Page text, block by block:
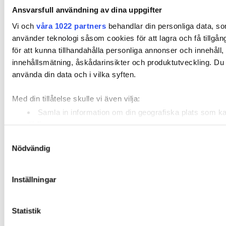
Ansvarsfull användning av dina uppgifter
Vi och våra 1022 partnersbehandlar din personliga data,
använder teknologi såsom cookies för att lagra och få
för att kunna tillhandahålla personliga annonser och
innehållsmätning, åskådarinsikter och produktutveckling.
använda din data och i vilka syften.
Med din tillåtelse skulle vi även vilja:
Samla in information om din geografiska plats som
(fingeravtryck)
detaljsektionen
förklaringen.
Vi använder enhetsidentifierare för att anpassa innehållet
Nödvändig
Inställningar
Statistik
ANSTÄLLDA DRABBAS
Man avvecklar också verksamheten på tio platser
inom lager, butik och lokal produktion. Kunderna
kommer att betjänas från andra Lindabenheter på
närliggande platser.
NÄRINGSLIV
11 OCT 2023, 06:00